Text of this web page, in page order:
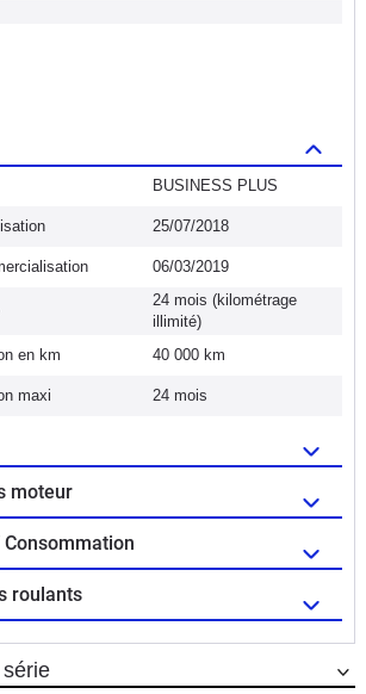
BUSINESS PLUS
25/07/2018
06/03/2019
24 mois (kilométrage
illimité)
en km
40 000 km
maxi 24 mois
moteur
roulants